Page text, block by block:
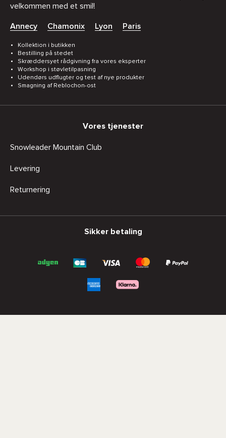
velkommen med et smil!
Annecy Chamonix Lyon Paris
Kollektion i butikken
Bestilling på stedet
Skræddersyet rådgivning fra vores eksperter
Workshop i støvletilpasning
Udendørs udflugter og test af nye produkter
Smagning af Reblochon-ost
Vores tjenester
Snowleader Mountain Club
Levering
Returnering
Sikker betaling